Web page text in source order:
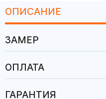
ОПИСАНИЕ
ЗАМЕР
ОПЛАТА
ГАРАНТИЯ